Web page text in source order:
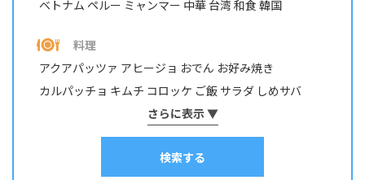
キジハタ・アコウキスキュウセン･ベラ
グチ･イシモチ
コイ・ニゴイ
コウイカ コブダイ
サケ･アキアジ
サッパ・コノシロ
サバ サヨリ サワラ・サゴシ シイラ
スルメイカソイ
ベトナム ペルー ミャンマー 中華 台湾 和食 韓国
料理
アクアパッツァ アヒージョ おでん お好み焼き
カルパッチョ キムチ コロッケ ご飯 サラダ しめサバ
そうめん ソテータコ焼き
パスタホイル焼きマリネみりん干し
刺身南蛮漬け
さらに表示 ▼
検索する